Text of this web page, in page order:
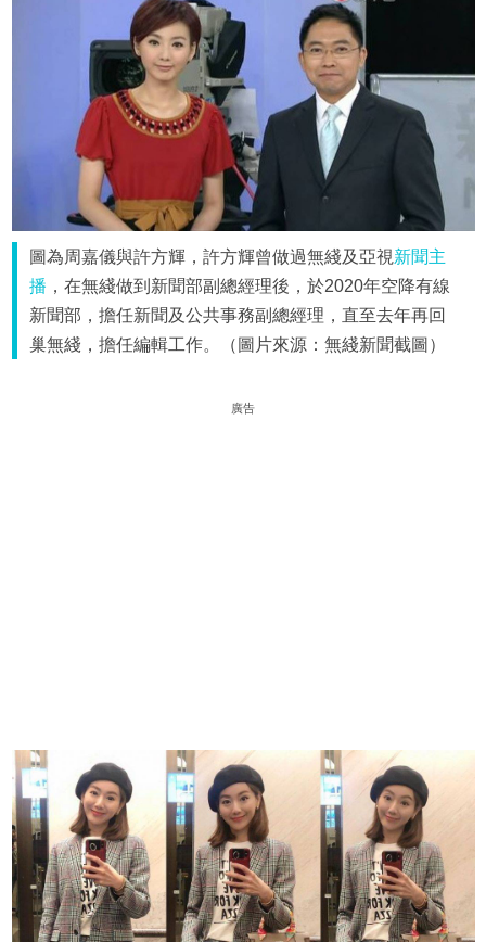
圖為周嘉儀與許方輝，許方輝曾做過無綫及亞視新聞主
播 ，在無綫做到新聞部副總經理後，於2020年空降有線
新聞部，擔任新聞及公共事務副總經理，直至去年再回
巢無綫，擔任編輯工作。（圖片來源：無綫新聞截圖）
廣告